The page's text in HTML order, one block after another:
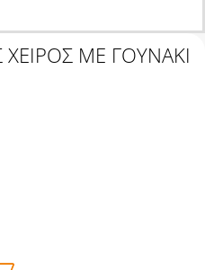
ΜΕ ΓΟΥΝΑΚΙ
ΓΟΥΝΑΚΙ 36cm ποσότητα